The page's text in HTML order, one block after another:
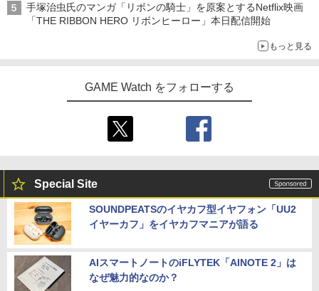
手塚治虫氏のマンガ「リボンの騎士」を原案とするNetflix映画
「THE RIBBON HERO リボンヒーロー」本日配信開始
もっと見る
GAME Watch をフォローする
Special Site
SOUNDPEATSのイヤカフ型イヤフォン「UU2
イヤーカフ」をイヤカフマニアが語る
AIスマートノートのiFLYTEK「AINOTE 2」は
なぜ魅力的なのか？